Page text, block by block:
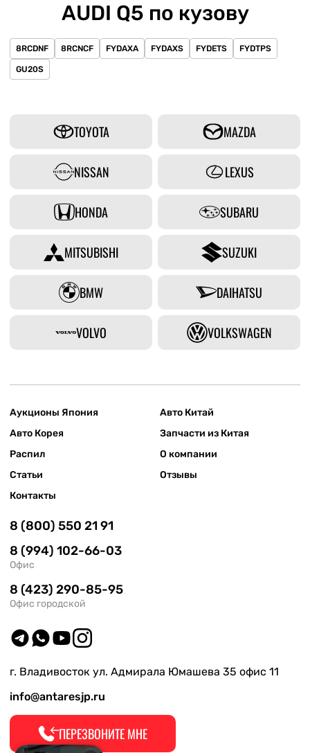
AUDI Q5 по кузову
8RCDNF 8RCNCF FYDAXA FYDAXS FYDETS FYDTPS
GU20S
TOYOTA MAZDA
NISSAN LEXUS
HONDA SUBARU
MITSUBISHI SUZUKI
BMW DAIHATSU
VOLVO VOLKSWAGEN
Аукционы Япония
Авто Китай
Авто Корея
Запчасти из Китая
Распил
О компании
Статьи
Отзывы
Контакты
8 (800) 550 21 91
8 (994) 102-66-03
Офис
8 (423) 290-85-95
Офис городской
г. Владивосток ул. Адмирала Юмашева 35 офис 11
info@antaresjp.ru
ПЕРЕЗВОНИТЕ МНЕ